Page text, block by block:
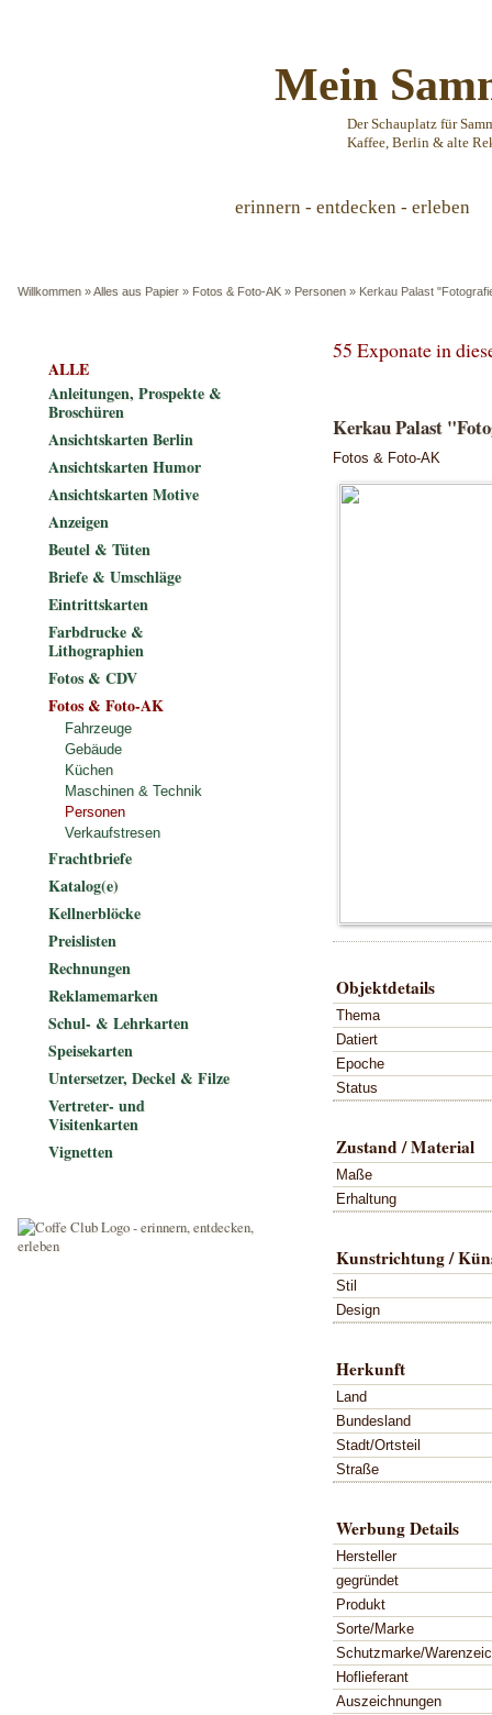
Mein
Der Schauplatz für
Kaffee, Berlin & alte
erinnern - entdecken - erleben
Willkommen »Alles aus Papier » Fotos & Foto-AK » Personen » Kerkau Palast
55 Exponate in
Kerkau Palast
Fotos & Foto-AK
Objektdetails
Thema
Datiert
Epoche
Status
Zustand / Material
Maße
Erhaltung
Kunstrichtung /
Stil
Design
Herkunft
Land
Bundesland
Stadt/Ortsteil
Straße
Werbung Details
Hersteller
gegründet
Produkt
Sorte/Marke
Schutzmarke/
Hoflieferant
Auszeichnungen
ALLE
Anleitungen, Prospekte &
Broschüren
Ansichtskarten Berlin
Ansichtskarten Humor
Ansichtskarten Motive
Anzeigen
Beutel & Tüten
Briefe & Umschläge
Eintrittskarten
Farbdrucke &
Lithographien
Fotos & CDV
Fotos & Foto-AK
Fahrzeuge
Gebäude
Küchen
Maschinen & Technik
Personen
Verkaufstresen
Frachtbriefe
Katalog(e)
Kellnerblöcke
Preislisten
Rechnungen
Reklamemarken
Schul- & Lehrkarten
Speisekarten
Untersetzer, Deckel & Filze
Vertreter- und
Visitenkarten
Vignetten